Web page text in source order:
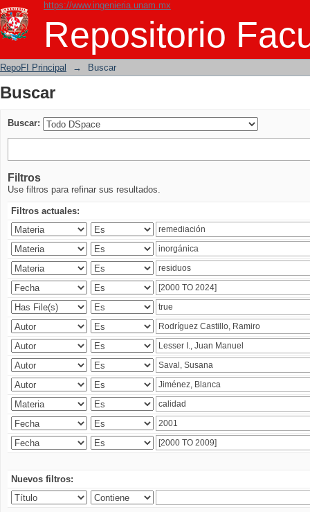
https://www.ingenieria.unam.mx
Repositorio
Buscar
RepoFI Principal → Buscar
Buscar
Buscar:
Filtros
Use filtros para refinar sus resultados.
Filtros actuales:
Nuevos filtros: